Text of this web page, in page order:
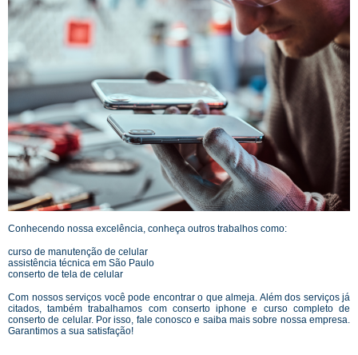
Conhecendo nossa excelência, conheça outros trabalhos como:
curso de manutenção de celular
assistência técnica em São Paulo
conserto de tela de celular
Com nossos serviços você pode encontrar o que almeja. Além dos serviços já
citados, também trabalhamos com conserto iphone e curso completo de
conserto de celular. Por isso, fale conosco e saiba mais sobre nossa empresa.
Garantimos a sua satisfação!